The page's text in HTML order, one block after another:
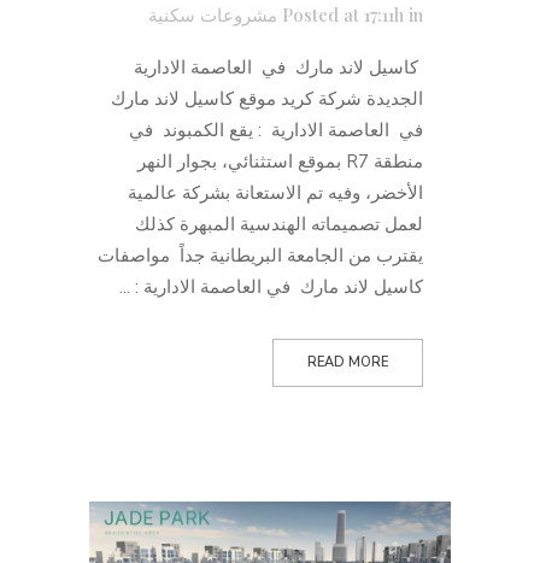
Posted at 17:11h in مشروعات سكنية
كاسيل لاند مارك في العاصمة الادارية
الجديدة شركة كريد موقع كاسيل لاند مارك
في العاصمة الادارية : يقع الكمبوند في
منطقة R7 بموقع استثنائي، بجوار النهر
الأخضر، وفيه تم الاستعانة بشركة عالمية
لعمل تصميماته الهندسية المبهرة كذلك
يقترب من الجامعة البريطانية جداً مواصفات
كاسيل لاند مارك في العاصمة الادارية : ...
READ MORE